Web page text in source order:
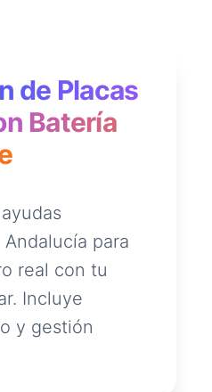
de Placas
Batería
para
real con tu
Incluye
y gestión